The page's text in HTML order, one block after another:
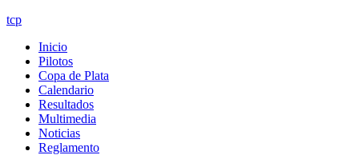
tcp
Inicio
Pilotos
Copa de Plata
Calendario
Resultados
Multimedia
Noticias
Reglamento